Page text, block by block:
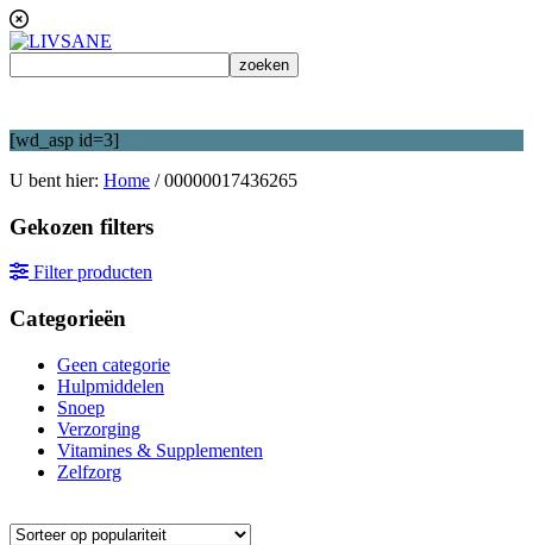
[wd_asp id=3]
U bent hier: Home /00000017436265
Gekozen filters
Filter producten
Categorieën
Geen categorie
Hulpmiddelen
Snoep
Verzorging
Vitamines & Supplementen
Zelfzorg